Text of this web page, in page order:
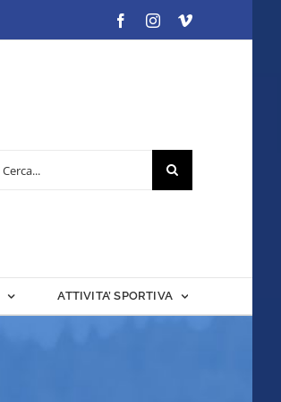
FacebookInstagramVimeo
ATTIVITA’ SPORTIVA